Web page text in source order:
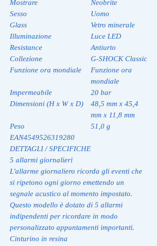
Mostrare
Neobrite
Sesso
Uomo
Glass
Vetro minerale
Illuminazione
Luce LED
Resistance
Antiurto
Collezione
G-SHOCK Classic
Funzione ora mondiale
Funzione ora
mondiale
Impermeabile
20 bar
Dimensioni (H x W x D)
48,5 mm x 45,4
mm x 11,8 mm
Peso
51,0 g
EAN4549526319280
DETTAGLI / SPECIFICHE
5 allarmi giornalieri
L'allarme giornaliero ricorda gli eventi che
si ripetono ogni giorno emettendo un
segnale acustico al momento impostato.
Questo modello è dotato di 5 allarmi
indipendenti per ricordare in modo
personalizzato appuntamenti importanti.
Cinturino in resina